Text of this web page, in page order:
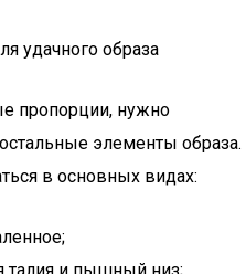
удачного образа
пропорции, нужно
элементы образа.
в основных видах: